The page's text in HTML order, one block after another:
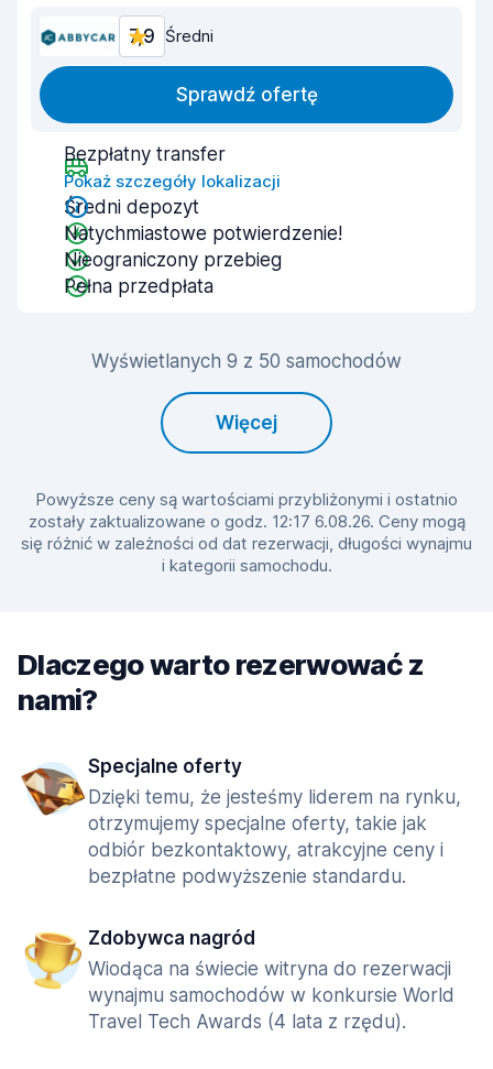
7,9 Średni
Sprawdź ofertę
Bezpłatny transfer
Pokaż szczegóły lokalizacji
Średni depozyt
Natychmiastowe potwierdzenie!
Nieograniczony przebieg
Pełna przedpłata
Wyświetlanych 9 z 50 samochodów
Więcej
Powyższe ceny są wartościami przybliżonymi i ostatnio
zostały zaktualizowane o godz. 12:17 6.08.26. Ceny mogą
się różnić w zależności od dat rezerwacji, długości wynajmu
i kategorii samochodu.
Dlaczego warto rezerwować z
nami?
Specjalne oferty
Dzięki temu, że jesteśmy liderem na rynku,
otrzymujemy specjalne oferty, takie jak
odbiór bezkontaktowy, atrakcyjne ceny i
bezpłatne podwyższenie standardu.
Zdobywca nagród
Wiodąca na świecie witryna do rezerwacji
wynajmu samochodów w konkursie World
Travel Tech Awards (4 lata z rzędu).